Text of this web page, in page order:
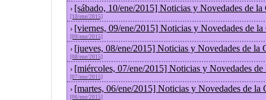
› [sábado, 10/ene/2015] Noticias y Novedades de la
[10/ene/2015]
› [viernes, 09/ene/2015] Noticias y Novedades de
[09/ene/2015]
› [jueves, 08/ene/2015] Noticias y Novedades de la
[08/ene/2015]
› [miércoles, 07/ene/2015] Noticias y Novedades
[07/ene/2015]
› [martes, 06/ene/2015] Noticias y Novedades de la
[06/ene/2015]